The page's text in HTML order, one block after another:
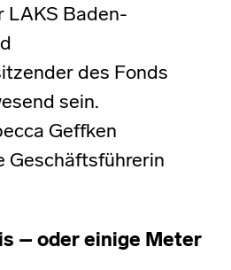
LAKS Baden-
des Fonds
sein.
Geffken
Geschäftsführerin
– oder einige Meter